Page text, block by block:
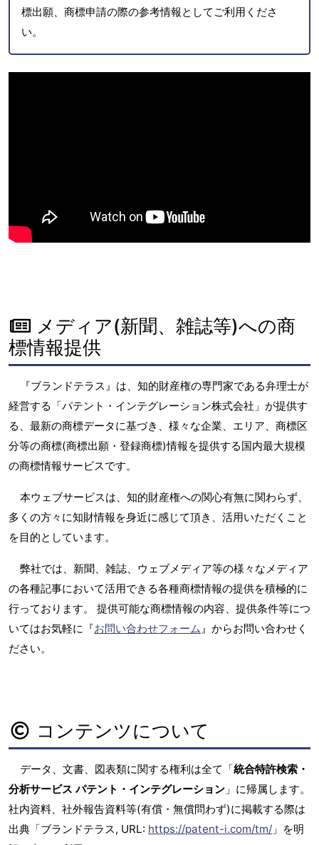
標出願、商標申請の際の参考情報としてご利用くださ
い。
メディア(新聞、雑誌等)への商
標情報提供
『ブランドテラス』は、知的財産権の専門家である弁理士が
経営する「パテント・インテグレーション株式会社」が提供す
る、最新の商標データに基づき、様々な企業、エリア、商標区
分等の商標(商標出願・登録商標)情報を提供する国内最大規模
の商標情報サービスです。
本ウェブサービスは、知的財産権への関心有無に関わらず、
多くの方々に知財情報を身近に感じて頂き、活用いただくこと
を目的としています。
弊社では、新聞、雑誌、ウェブメディア等の様々なメディア
の各種記事において活用できる各種商標情報の提供を積極的に
行っております。 提供可能な商標情報の内容、提供条件等につ
いてはお気軽に『お問い合わせフォーム』からお問い合わせく
ださい。
コンテンツについて
データ、文書、図表類に関する権利は全て「統合特許検索・
分析サービス パテント・インテグレーション 」に帰属します。
社内資料、社外報告資料等(有償・無償問わず)に掲載する際は
出典「ブランドテラス, URL: https://patent-i.com/tm/ 」を明